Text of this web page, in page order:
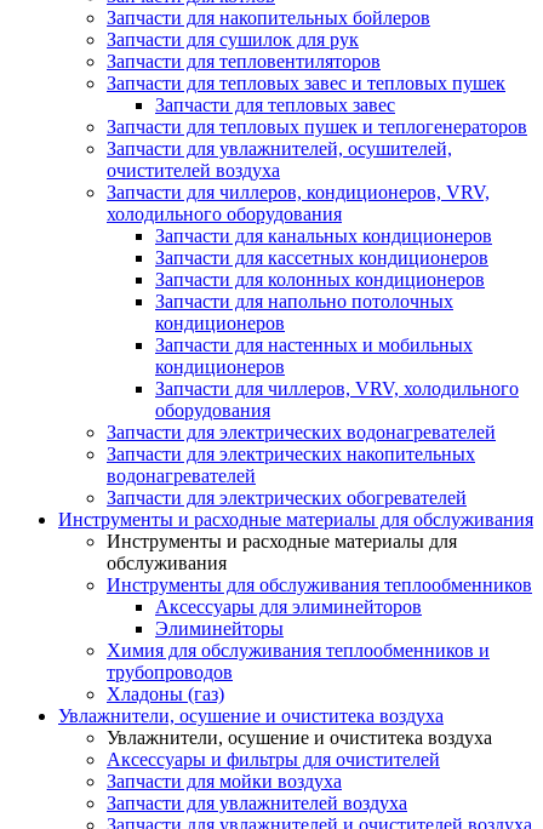
Запчасти для накопительных бойлеров
Запчасти для сушилок для рук
Запчасти для тепловентиляторов
Запчасти для тепловых завес и тепловых пушек
Запчасти для тепловых завес
Запчасти для тепловых пушек и теплогенераторов
Запчасти для увлажнителей, осушителей,
очистителей воздуха
Запчасти для чиллеров, кондиционеров, VRV,
холодильного оборудования
Запчасти для канальных кондиционеров
Запчасти для кассетных кондиционеров
Запчасти для колонных кондиционеров
Запчасти для напольно потолочных
кондиционеров
Запчасти для настенных и мобильных
кондиционеров
Запчасти для чиллеров, VRV, холодильного
оборудования
Запчасти для электрических водонагревателей
Запчасти для электрических накопительных
водонагревателей
Запчасти для электрических обогревателей
Инструменты и расходные материалы для обслуживания
Инструменты и расходные материалы для
обслуживания
Инструменты для обслуживания теплообменников
Аксессуары для элиминейторов
Элиминейторы
Химия для обслуживания теплообменников и
трубопроводов
Хладоны (газ)
Увлажнители, осушение и очиститека воздуха
Увлажнители, осушение и очиститека воздуха
Аксессуары и фильтры для очистителей
Запчасти для мойки воздуха
Запчасти для увлажнителей воздуха
Запчасти для увлажнителей и очистителей воздуха